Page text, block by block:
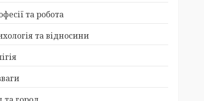
та робота
та відносини